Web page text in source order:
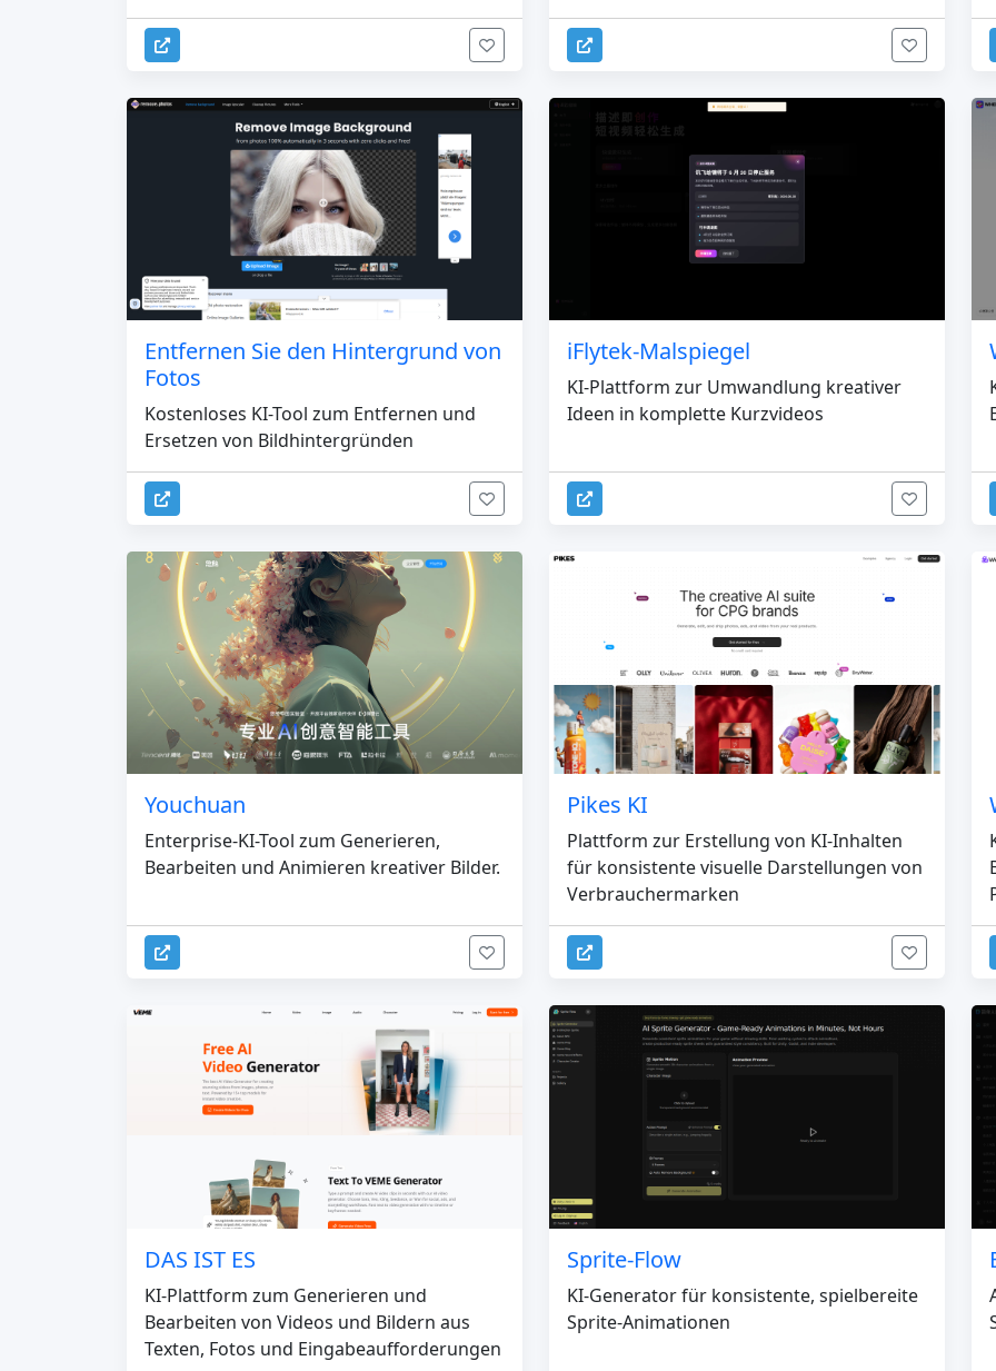
Entfernen Sie den Hintergrund von
Fotos
Kostenloses KI-Tool zum Entfernen und
Ersetzen von Bildhintergründen
iFlytek-Malspiegel
KI-Plattform zur Umwandlung kreativer
Ideen in komplette Kurzvideos
Youchuan
Enterprise-KI-Tool zum Generieren,
Bearbeiten und Animieren kreativer Bilder.
Pikes KI
Plattform zur Erstellung von KI-Inhalten
für konsistente visuelle Darstellungen von
Verbrauchermarken
DAS IST ES
KI-Plattform zum Generieren und
Bearbeiten von Videos und Bildern aus
Texten, Fotos und Eingabeaufforderungen
Sprite-Flow
KI-Generator für konsistente, spielbereite
Sprite-Animationen